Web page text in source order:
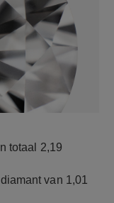
totaal 2,19
van 1,01